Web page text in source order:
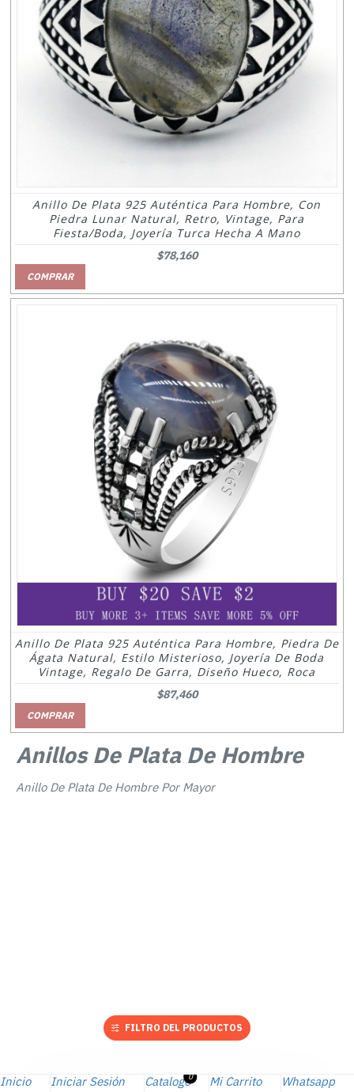
Anillos De Plata De Hombre
Anillo De Plata De Hombre Por Mayor
Anillo De Plata 925 Auténtica Para Hombre, Con
Piedra Lunar Natural, Retro, Vintage, Para
Fiesta/boda, Joyería Turca Hecha A Mano
$78,160
COMPRAR
Anillo De Plata 925 Auténtica Para Hombre, Piedra De
Ágata Natural, Estilo Misterioso, Joyería De Boda
Vintage, Regalo De Garra, Diseño Hueco, Roca
$87,460
COMPRAR
Inicio Iniciar Sesión Catalogo Mi Carrito
0 Whatsapp
FILTRO DEL PRODUCTOS